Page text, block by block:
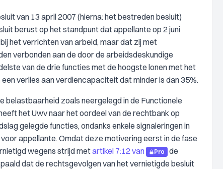
van 13 april 2007 (hierna: het bestreden besluit)
berust op het standpunt dat appellante op 2 juni
het verrichten van arbeid, maar dat zij met
verbonden aan de door de arbeidsdeskundige
van de drie functies met de hoogste lonen met het
verlies aan verdiencapaciteit dat minder is dan 35%.
belastbaarheid zoals neergelegd in de Functionele
het Uwv naar het oordeel van de rechtbank op
gelegde functies, ondanks enkele signaleringen in
appellante. Omdat deze motivering eerst in de fase
wegens strijd metartikel 7:12 van Pro
de
dat de rechtsgevolgen van het vernietigde besluit